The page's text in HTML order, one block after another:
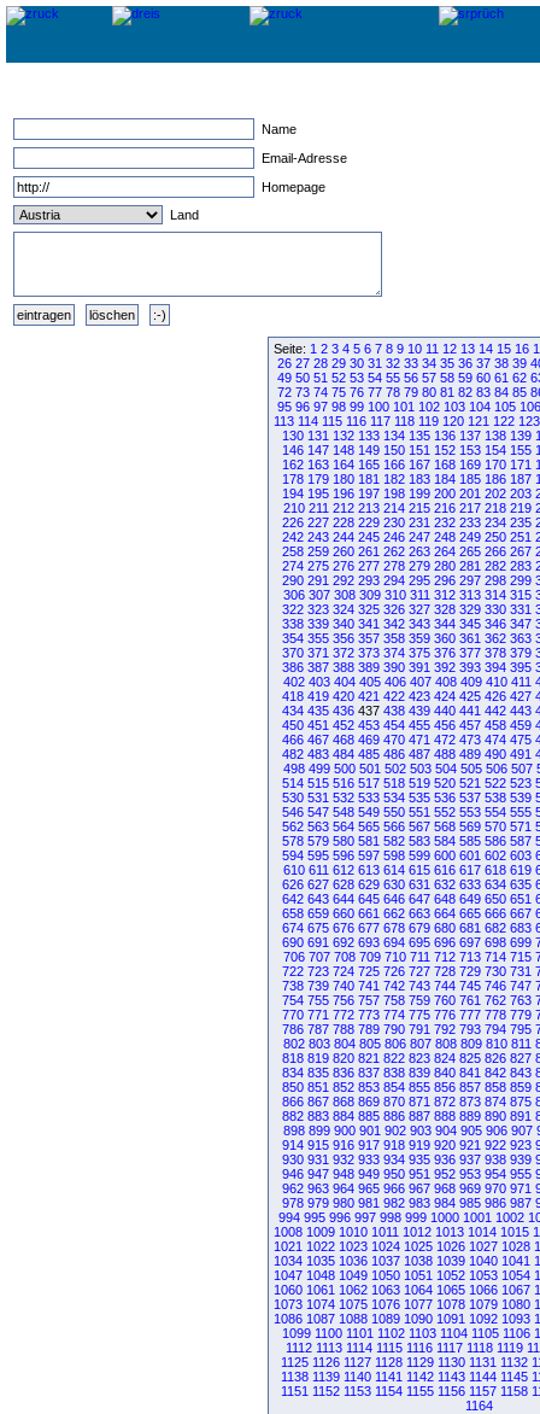
Name
Email-Adresse
Homepage
Land
Seite: 1 2 3 4 5 6 7 8 9 10 11 12 13 14 15 16
26 27 28 29 30 31 32 33 34 35 36 37 38 39
49 50 51 52 53 54 55 56 57 58 59 60 61 62
72 73 74 75 76 77 78 79 80 81 82 83 84 85
95 96 97 98 99 100 101 102 103 104 105 106
113 114 115 116 117 118 119 120 121 122 123
130 131 132 133 134 135 136 137 138 139
146 147 148 149 150 151 152 153 154 155
162 163 164 165 166 167 168 169 170 171
178 179 180 181 182 183 184 185 186 187
194 195 196 197 198 199 200 201 202 203
210 211 212 213 214 215 216 217 218 219
226 227 228 229 230 231 232 233 234 235
242 243 244 245 246 247 248 249 250 251
258 259 260 261 262 263 264 265 266 267
274 275 276 277 278 279 280 281 282 283
290 291 292 293 294 295 296 297 298 299
306 307 308 309 310 311 312 313 314 315
322 323 324 325 326 327 328 329 330 331
338 339 340 341 342 343 344 345 346 347
354 355 356 357 358 359 360 361 362 363
370 371 372 373 374 375 376 377 378 379
386 387 388 389 390 391 392 393 394 395
402 403 404 405 406 407 408 409 410 411
418 419 420 421 422 423 424 425 426 427
434 435 436 437 438 439 440 441 442 443
450 451 452 453 454 455 456 457 458 459
466 467 468 469 470 471 472 473 474 475
482 483 484 485 486 487 488 489 490 491
498 499 500 501 502 503 504 505 506 507
514 515 516 517 518 519 520 521 522 523
530 531 532 533 534 535 536 537 538 539
546 547 548 549 550 551 552 553 554 555
562 563 564 565 566 567 568 569 570 571
578 579 580 581 582 583 584 585 586 587
594 595 596 597 598 599 600 601 602 603
610 611 612 613 614 615 616 617 618 619
626 627 628 629 630 631 632 633 634 635
642 643 644 645 646 647 648 649 650 651
658 659 660 661 662 663 664 665 666 667
674 675 676 677 678 679 680 681 682 683
690 691 692 693 694 695 696 697 698 699
706 707 708 709 710 711 712 713 714 715
722 723 724 725 726 727 728 729 730 731
738 739 740 741 742 743 744 745 746 747
754 755 756 757 758 759 760 761 762 763
770 771 772 773 774 775 776 777 778 779
786 787 788 789 790 791 792 793 794 795
802 803 804 805 806 807 808 809 810 811
818 819 820 821 822 823 824 825 826 827
834 835 836 837 838 839 840 841 842 843
850 851 852 853 854 855 856 857 858 859
866 867 868 869 870 871 872 873 874 875
882 883 884 885 886 887 888 889 890 891
898 899 900 901 902 903 904 905 906 907
914 915 916 917 918 919 920 921 922 923
930 931 932 933 934 935 936 937 938 939
946 947 948 949 950 951 952 953 954 955
962 963 964 965 966 967 968 969 970 971
978 979 980 981 982 983 984 985 986 987
994 995 996 997 998 999 1000 1001 1002
1008 1009 1010 1011 1012 1013 1014 1015
1021 1022 1023 1024 1025 1026 1027 1028
1034 1035 1036 1037 1038 1039 1040 1041
1047 1048 1049 1050 1051 1052 1053 1054
1060 1061 1062 1063 1064 1065 1066 1067
1073 1074 1075 1076 1077 1078 1079 1080
1086 1087 1088 1089 1090 1091 1092 1093
1099 1100 1101 1102 1103 1104 1105 1106
1112 1113 1114 1115 1116 1117 1118 1119
1125 1126 1127 1128 1129 1130 1131 1132
1138 1139 1140 1141 1142 1143 1144 1145
1151 1152 1153 1154 1155 1156 1157 1158
1164